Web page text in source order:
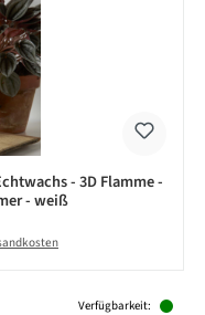
- 3D Flamme -
- weiß
Verfügbarkeit: